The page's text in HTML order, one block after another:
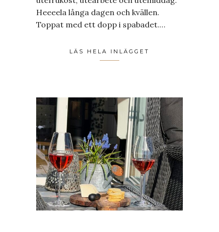
Heeeela långa dagen och kvällen.
Toppat med ett dopp i spabadet.…
LÄS HELA INLÄGGET